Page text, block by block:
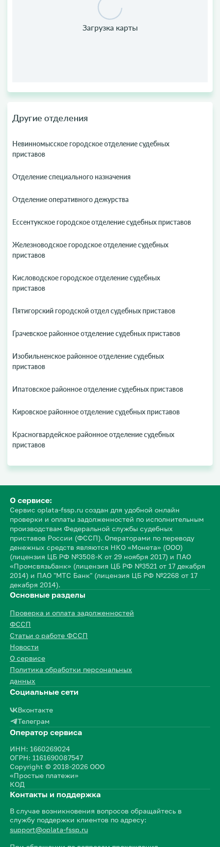
Другие отделения
Невинномысское городское отделение судебных
приставов
Отделение специального назначения
Отделение оперативного дежурства
Ессентукское городское отделение судебных приставов
Железноводское городское отделение судебных
приставов
Кисловодское городское отделение судебных
приставов
Пятигорский городской отдел судебных приставов
Грачевское районное отделение судебных приставов
Изобильненское районное отделение судебных
приставов
Ипатовское районное отделение судебных приставов
Кировское районное отделение судебных приставов
Красногвардейское районное отделение судебных
приставов
О сервисе:
Сервис oplata-fssp.ru создан для удобной онлайн
проверки и оплаты задолженностей по исполнительным
производствам Федеральной службы судебных
приставов России (ФССП). Операторами по переводу
денежных средств являются НКО «Монета» (ООО)
(лицензия ЦБ РФ №3508-К от 29 ноября 2017) и ПАО
«Промсвязьбанк» (лицензия ЦБ РФ №3521 от 17 декабря
2014) и ПАО "МТС Банк" (лицензия ЦБ РФ №2268 от 17
декабря 2014).
Основные разделы
Проверка и оплата задолженностей
ФССП
Статьи о работе ФССП
Новости
О сервисе
Политика обработки персональных
данных
Социальные сети
Вконтакте
Телеграм
Оператор сервиса
ИНН: 1660269024
ОГРН: 1161690087547
Copyright © 2018-2026 ООО
«Простые платежи»
КОД
Контакты и поддержка
В случае возникновения вопросов обращайтесь в
службу поддержки клиентов по адресу:
support@oplata-fssp.ru